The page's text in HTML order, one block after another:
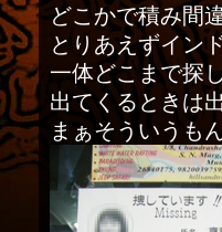
どこかで積み間
とりあえずイン
一体どこまで探
出てくるときは
まぁそういうも